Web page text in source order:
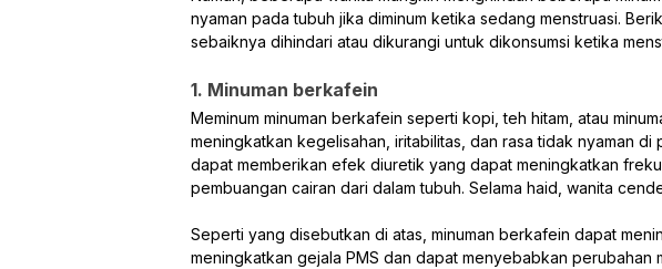
nyaman pada tubuh jika diminum ketika sedang menstruasi.
sebaiknya dihindari atau dikurangi untuk dikonsumsi ketika
1. Minuman berkafein
Meminum minuman berkafein seperti kopi, teh hitam, atau
meningkatkan kegelisahan, iritabilitas, dan rasa tidak nyaman di
dapat memberikan efek diuretik yang dapat meningkatkan
pembuangan cairan dari dalam tubuh. Selama haid, wanita
Seperti yang disebutkan di atas, minuman berkafein dapat
meningkatkan gejala PMS dan dapat menyebabkan perubahan